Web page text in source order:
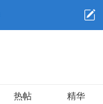
热帖 精华